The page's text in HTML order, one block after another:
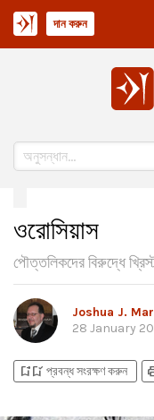
দান করুন
ওরোসিয়াস
পৌত্তলিকদের বিরুদ্ধে
Joshua J.
28 January
bookmark_addbookmark_added প্রবন্ধ সংরক্ষণ করুন